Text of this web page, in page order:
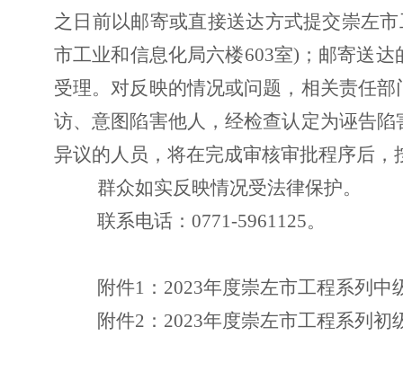
之日前以邮寄或直接送达方式提交崇左
市工业和信息化局六楼603室) ； 邮寄送达
受理。对反映的情况或问题，相关责任
访、意图陷害他人，经检查认定为诬告
异议的人员，将在完成审核审批程序后
群众如实反映情况受法律保护。
联系电话： 0771-5961125。
附件1 ： 2023年度崇左市工程系列 中
附件2 ： 2023年度崇左市工程系列 初